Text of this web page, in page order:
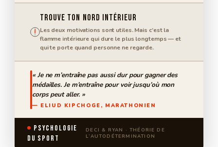
N
TROUVE TON NORD INTÉRIEUR
Les deux motivations sont utiles. Mais c’est la
flamme intérieure qui dure le plus longtemps — et
qui te porte quand personne ne regarde.
« Je ne m’entraîne pas aussi dur pour gagner des
médailles. Je m’entraîne pour voir jusqu’où mon
corps peut aller. »
— ELIUD KIPCHOGE, MARATHONIEN
Psychologie
du Sport
DECI & RYAN · THÉORIE DE
L’AUTODÉTERMINATION